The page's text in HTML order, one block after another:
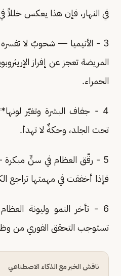
في النهار، فإن هذا يعكس خللاً
3 - الأنيميا — شحوبٌ لا
المريضة تعجز عن إفراز
الحمراء.
4 - جفاف البشرة وتغيّر
تحت الجلد، وحكةٌ لا تهدأ.
فإذا أخفقت في مهمتها تراجع
6 - تأخر النمو وليونة
تستوجب التحقق الفوري من
ناقش الخبر مع الذكاء الاصطناعي